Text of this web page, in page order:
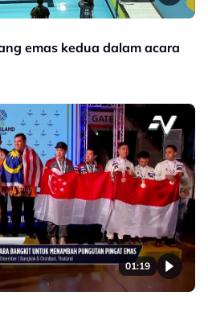
emas kedua dalam acara
01:19